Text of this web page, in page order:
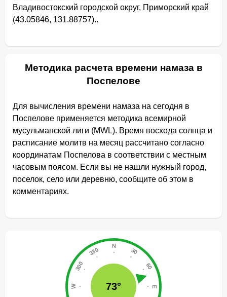
Владивостокский городской округ, Приморский край
(43.05846, 131.88757)..
Методика расчета времени намаза в
Поспелове
Для вычисления времени намаза на сегодня в
Поспелове применяется методика всемирной
мусульманской лиги (MWL). Время восхода солнца и
расписание молитв на месяц рассчитано согласно
координатам Поспелова в соответствии с местным
часовым поясом. Если вы не нашли нужный город,
поселок, село или деревню, сообщите об этом в
комментариях.
73°